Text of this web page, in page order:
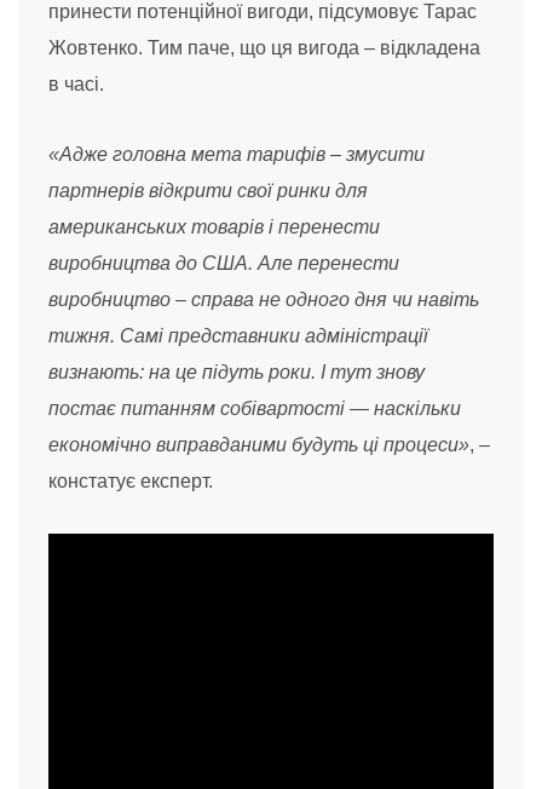
принести потенційної вигоди, підсумовує Тарас
Жовтенко. Тим паче, що ця вигода – відкладена
в часі.
«Адже головна мета тарифів – змусити
партнерів відкрити свої ринки для
американських товарів і перенести
виробництва до США. Але перенести
виробництво – справа не одного дня чи навіть
тижня. Самі представники адміністрації
визнають: на це підуть роки. І тут знову
постає питанням собівартості — наскільки
економічно виправданими будуть ці процеси», –
констатує експерт.